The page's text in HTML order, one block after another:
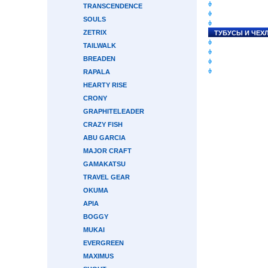
TRANSCENDENCE
SOULS
ZETRIX
TAILWALK
BREADEN
RAPALA
HEARTY RISE
CRONY
GRAPHITELEADER
CRAZY FISH
ABU GARCIA
MAJOR CRAFT
GAMAKATSU
TRAVEL GEAR
OKUMA
APIA
BOGGY
MUKAI
EVERGREEN
MAXIMUS
ТУБУСЫ И